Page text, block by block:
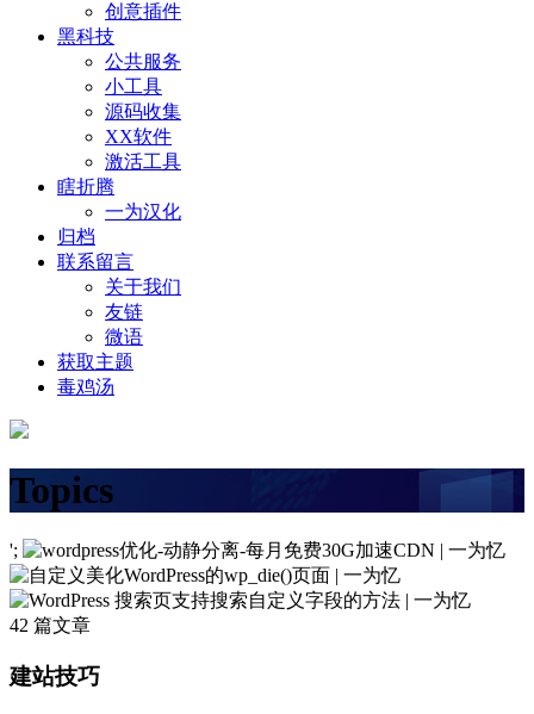
创意插件
黑科技
公共服务
小工具
源码收集
XX软件
激活工具
瞎折腾
一为汉化
归档
联系留言
关于我们
友链
微语
获取主题
毒鸡汤
Topics
';
42 篇文章
建站技巧